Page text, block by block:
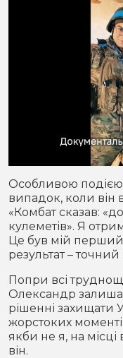
Особливою
випадок, коли він
«Комбат сказав:
кулеметів». Я
Це був мій перший
результат – точний
Попри всі
Олександр
рішенні захищати
жорстоких
якби не я, на місці
він.